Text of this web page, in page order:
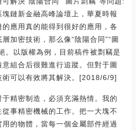
鏈新金融高峰論壇上，華夏時報
應用真的能得到很好的應用，各
加密技術，那么像“陰陽合同”“圖
。以版權為例，目前稿件被剽竊是
組合后很難進行追蹤。但對于圖
術可以有效將其解決。[2018/6/9]
精密制造，必須充滿熱情。我的
事精密機械的工作。把一大塊不
的物體，當每一個金屬部件經過